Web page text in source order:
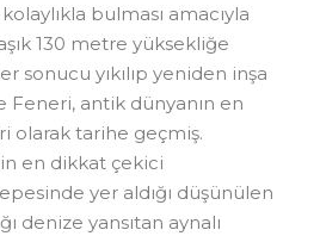
bulması amacıyla
130 metre yüksekliğe
sonucu yıkılıp yeniden inşa
Feneri, antik dünyanın en
olarak tarihe geçmiş.
en dikkat çekici
yer aldığı düşünülen
denize yansıtan aynalı